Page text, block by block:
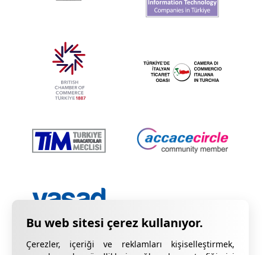
Çerezler, içeriği ve reklamları kişiselleştirmek,